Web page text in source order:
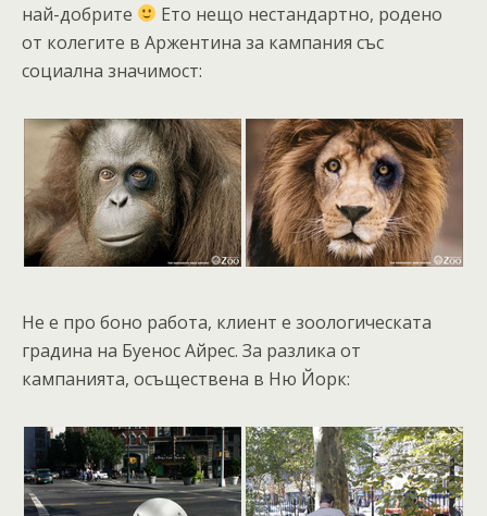
най-добрите
Ето нещо нестандартно, родено
от колегите в Аржентина за кампания със
социална значимост:
Не е про боно работа, клиент е зоологическата
градина на Буенос Айрес. За разлика от
кампанията, осъществена в Ню Йорк: